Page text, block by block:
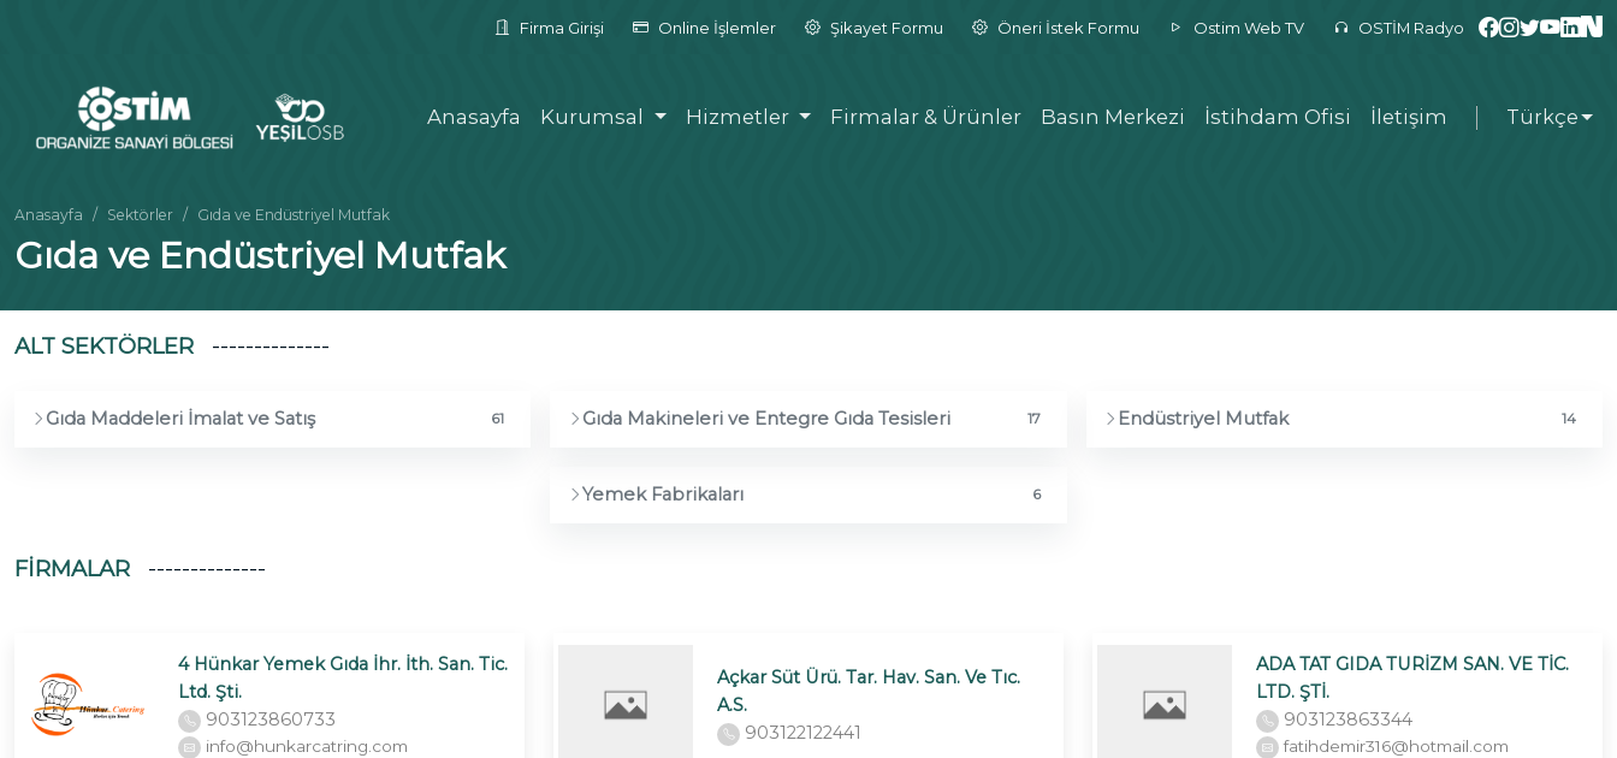
Firma Girişi Online İşlemler Şikayet Formu Öneri İstek Formu Ostim Web TV OSTİM Radyo
Anasayfa Kurumsal Hizmetler Firmalar & Ürünler Basın Merkezi İstihdam Ofisi İletişim Türkçe
Anasayfa Sektörler Gıda ve Endüstriyel Mutfak
Gıda ve Endüstriyel Mutfak
ALT SEKTÖRLER
Gıda Maddeleri İmalat ve Satış 61 Gıda Makineleri ve Entegre Gıda Tesisleri 17 Endüstriyel Mutfak 14
Yemek Fabrikaları 6
FIRMALAR
4 Hünkar Yemek Gıda İhr. İth. San. Tic.
Ltd. Şti.
903123860733
info@hunkarcatring.com
Açkar Süt Ürü. Tar. Hav. San. Ve Tıc.
A.S.
903122122441
ADA TAT GIDA TURİZM SAN. VE TİC.
LTD. ŞTİ.
903123863344
fatihdemir316@hotmail.com